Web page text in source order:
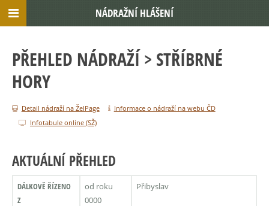
PŘEHLED NÁDRAŽÍ > STŘÍBRNÉ
HORY
Detail nádraží na ŽelPage
Informace o nádraží na webu ČD
Infotabule online (SŽ)
AKTUÁLNÍ PŘEHLED
DÁLKOVĚ ŘÍZENO
Z
od roku
0000
Přibyslav
NÁDRAŽNÍ HLÁŠENÍ